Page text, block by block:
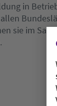
in
sie im